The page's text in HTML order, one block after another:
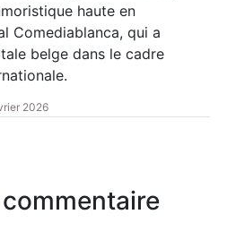
haute en
Comediablanca, qui a
belge dans le cadre
2026